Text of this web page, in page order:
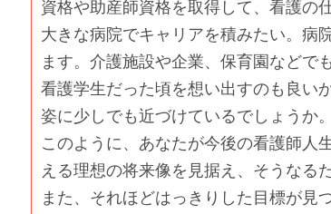
資格や助産師資格を取得して、看護の
大きな病院でキャリアを積みたい。病
ます。介護施設や企業、保育園などで
看護学生だった頃を想い出すのも良い
姿に少しでも近づけているでしょうか。
このように、あなたが今後の看護師人
える理想の将来像を見据え、そうなる
また、それほどはっきりした目標が見